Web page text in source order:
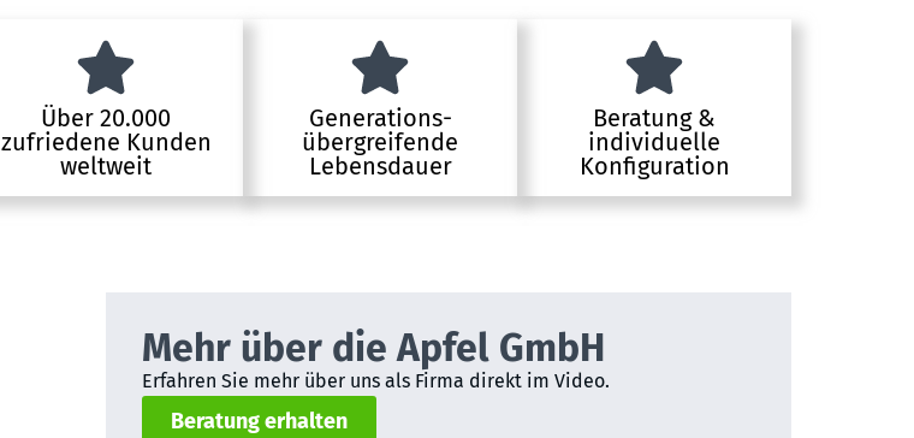
Über 20.000
zufriedene Kunden
weltweit
Generations-
übergreifende
Lebensdauer
Beratung &
individuelle
Konfiguration
Mehr über die Apfel GmbH
Erfahren Sie mehr über uns als Firma direkt im Video.
Beratung erhalten